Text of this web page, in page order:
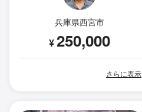
兵庫県西宮市
¥250,000
さらに表示